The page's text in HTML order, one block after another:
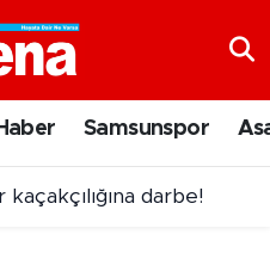
Samsunspor
darbe!